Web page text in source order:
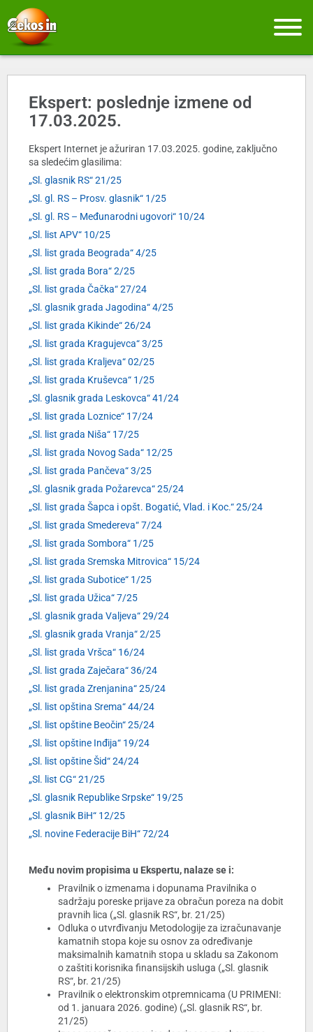
Ekspert: poslednje izmene od
17.03.2025.
Ekspert Internet je ažuriran 17.03.2025. godine, zaključno
sa sledećim glasilima:
„Sl. glasnik RS“ 21/25
„Sl. gl. RS – Prosv. glasnik“ 1/25
„Sl. gl. RS – Međunarodni ugovori“ 10/24
„Sl. list APV“ 10/25
„Sl. list grada Beograda“ 4/25
„Sl. list grada Bora“ 2/25
„Sl. list grada Čačka“ 27/24
„Sl. glasnik grada Jagodina“ 4/25
„Sl. list grada Kikinde“ 26/24
„Sl. list grada Kragujevca“ 3/25
„Sl. list grada Kraljeva“ 02/25
„Sl. list grada Kruševca“ 1/25
„Sl. glasnik grada Leskovca“ 41/24
„Sl. list grada Loznice“ 17/24
„Sl. list grada Niša“ 17/25
„Sl. list grada Novog Sada“ 12/25
„Sl. list grada Pančeva“ 3/25
„Sl. glasnik grada Požarevca“ 25/24
„Sl. list grada Šapca i opšt. Bogatić, Vlad. i Koc.“ 25/24
„Sl. list grada Smedereva“ 7/24
„Sl. list grada Sombora“ 1/25
„Sl. list grada Sremska Mitrovica“ 15/24
„Sl. list grada Subotice“ 1/25
„Sl. list grada Užica“ 7/25
„Sl. glasnik grada Valjeva“ 29/24
„Sl. glasnik grada Vranja“ 2/25
„Sl. list grada Vršca“ 16/24
„Sl. list grada Zaječara“ 36/24
„Sl. list grada Zrenjanina“ 25/24
„Sl. list opština Srema“ 44/24
„Sl. list opštine Beočin“ 25/24
„Sl. list opštine Inđija“ 19/24
„Sl. list opštine Šid“ 24/24
„Sl. list CG“ 21/25
„Sl. glasnik Republike Srpske“ 19/25
„Sl. glasnik BiH“ 12/25
„Sl. novine Federacije BiH“ 72/24
Među novim propisima u Ekspertu, nalaze se i:
Pravilnik o izmenama i dopunama Pravilnika o
sadržaju poreske prijave za obračun poreza na dobit
pravnih lica („Sl. glasnik RS“, br. 21/25)
Odluka o utvrđivanju Metodologije za izračunavanje
kamatnih stopa koje su osnov za određivanje
maksimalnih kamatnih stopa u skladu sa Zakonom
o zaštiti korisnika finansijskih usluga („Sl. glasnik
RS“, br. 21/25)
Pravilnik o elektronskim otpremnicama (U PRIMENI:
od 1. januara 2026. godine) („Sl. glasnik RS“, br.
21/25)